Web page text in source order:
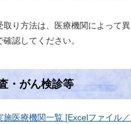
取り方法は、医療機関によって
認してください。
・がん検診等
施医療機関一覧 [Excelファイル